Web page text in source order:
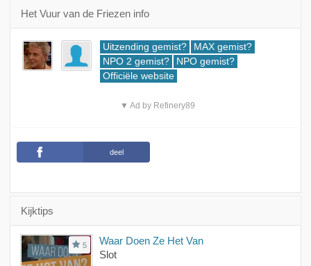
Het Vuur van de Friezen info
Uitzending gemist?
MAX gemist?
NPO 2 gemist?
NPO gemist?
Officiële website
▼ Ad by Refinery89
deel
Kijktips
5
Waar Doen Ze Het Van
Slot